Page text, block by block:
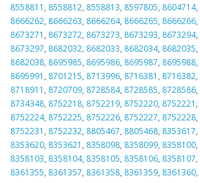
8558811 , 8558812, 8558813, 8597805, 8604714,
8666262, 8666263, 8666264, 8666265, 8666266,
8673271 , 8673272, 8673273, 8673293, 8673294,
8673297, 8682032, 8682033, 8682034, 8682035,
8682038, 8695985, 8695986, 8695987, 8695988,
8695991 , 8701215, 8713996, 8716381 , 8716382,
8718911 , 8720709, 8728584, 8728585, 8728586,
8734348, 8752218, 8752219, 8752220, 8752221 ,
8752224, 8752225, 8752226, 8752227, 8752228,
8752231 , 8752232, 8805467, 8805468, 8353617,
8353620, 8353621 , 8358098, 8358099, 8358100,
8358103, 8358104, 8358105, 8358106, 8358107,
8361355, 8361357, 8361358, 8361359, 8361360,